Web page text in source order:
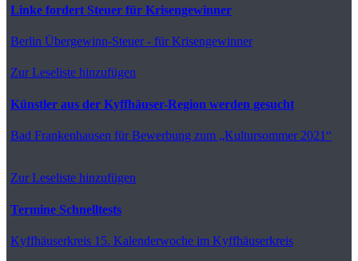
Linke fordert Steuer für Krisengewinner
Berlin Übergewinn-Steuer - für Krisengewinner
Zur Leseliste hinzufügen
Künstler aus der Kyffhäuser-Region werden gesucht
Bad Frankenhausen für Bewerbung zum „Kultursommer 2021“
Zur Leseliste hinzufügen
Termine Schnelltests
Kyffhäuserkreis 15. Kalenderwoche im Kyffhäuserkreis